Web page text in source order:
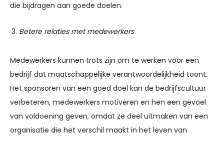
die bijdragen aan goede doelen.
Betere relaties met medewerkers
Medewerkers kunnen trots zijn om te werken voor een
bedrijf dat maatschappelijke verantwoordelijkheid toont.
Het sponsoren van een goed doel kan de bedrijfscultuur
verbeteren, medewerkers motiveren en hen een gevoel
van voldoening geven, omdat ze deel uitmaken van een
organisatie die het verschil maakt in het leven van